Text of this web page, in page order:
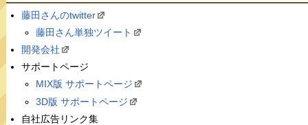
藤田さんのtwitter
藤田さん単独ツイート
開発会社
サポートページ
MIX版 サポートページ
3D版 サポートページ
自社広告リンク集